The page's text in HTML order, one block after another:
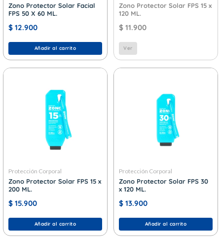
Zono Protector Solar Facial
FPS 50 X 60 ML.
$ 12.900
Añadir al carrito
Zono Protector Solar FPS 15 x
120 ML.
$ 11.900
Ver
Protección Corporal
Zono Protector Solar FPS 15 x
200 ML.
$ 15.900
Añadir al carrito
Protección Corporal
Zono Protector Solar FPS 30
x 120 ML.
$ 13.900
Añadir al carrito